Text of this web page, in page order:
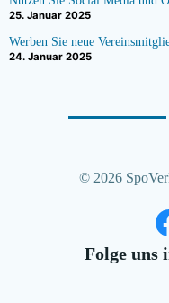
25. Januar 2025
Werben Sie neue
24. Januar 2025
© 2026
Folge uns